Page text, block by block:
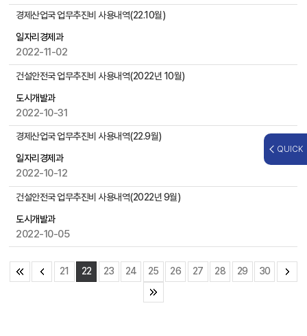
작
조
경제산업국 업무추진비 사용내역(22.10월)
일자리경제과
2022-11-02
건설안전국 업무추진비 사용내역(2022년 10월)
도시개발과
2022-10-31
경제산업국 업무추진비 사용내역(22.9월)
일자리경제과
2022-10-12
건설안전국 업무추진비 사용내역(2022년 9월)
도시개발과
2022-10-05
21 22 23 24 25 26 27 28 29 30
QUICK